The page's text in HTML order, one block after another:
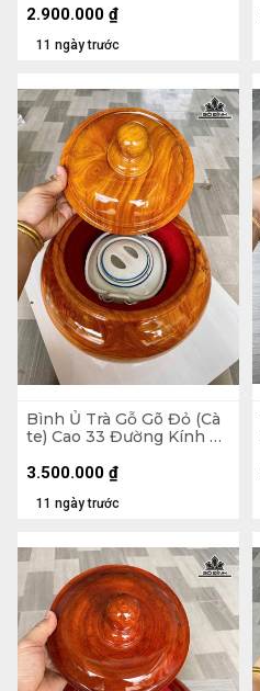
Lít
11 ngày trước
2.900.000 ₫
Bình Ủ Trà Gỗ Gõ Đỏ (Cà
te) Cao 33 Đường Kính 29
11 ngày trước
3.500.000 ₫